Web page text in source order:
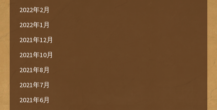
2022年2月
2022年1月
2021年12月
2021年10月
2021年8月
2021年7月
2021年6月